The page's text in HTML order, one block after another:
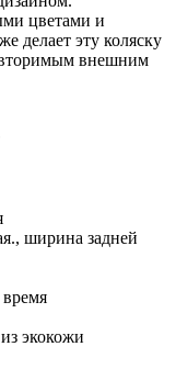
цветами и
делает эту коляску
внешним
ширина задней
время
экокожи